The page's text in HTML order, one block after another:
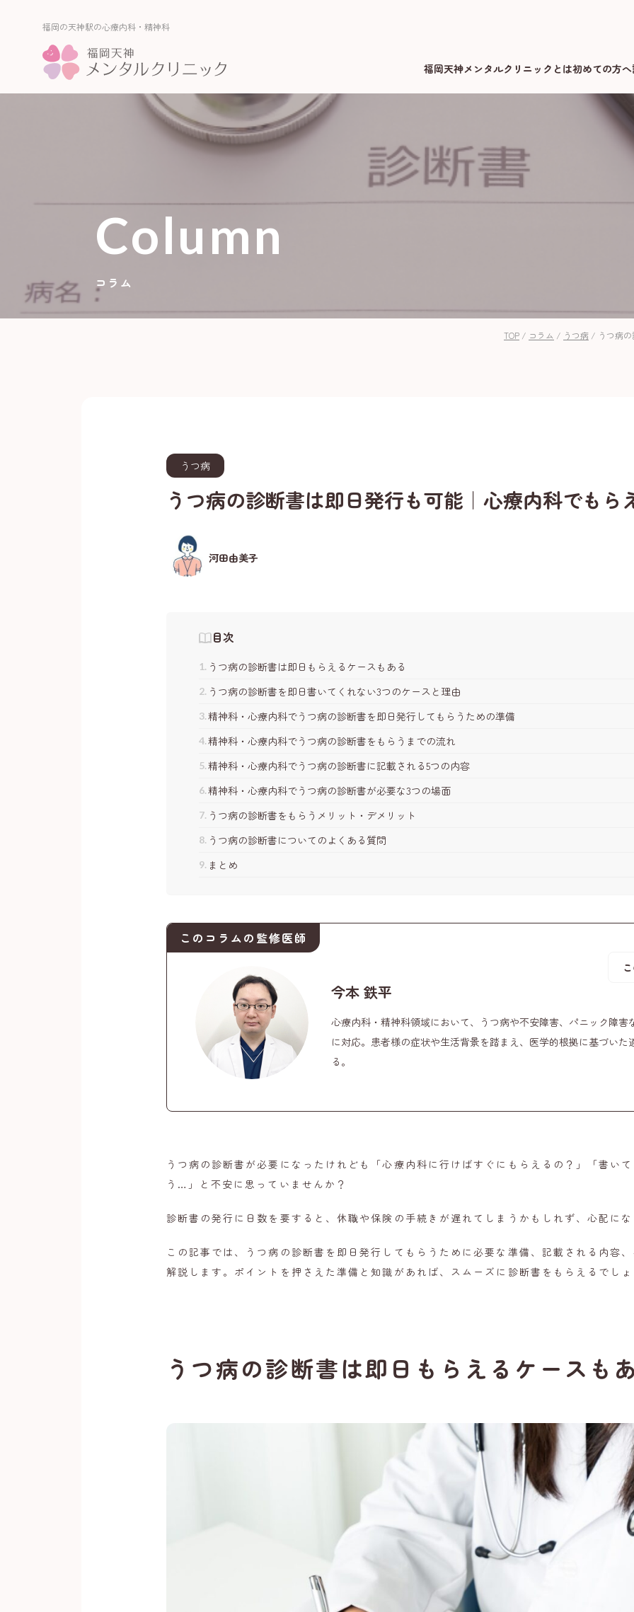
福岡の天神駅の心療内科・精神科
福岡天神メンタルクリニックとは初めての方へ
Column
コラム
TOP / コラム / うつ病 / うつ病
うつ病
うつ病の診断書は即日発行も可能｜心療内科でもら
河田由美子
目次
うつ病の診断書は即日もらえるケースもある
うつ病の診断書を即日書いてくれない3つのケースと理由
精神科・心療内科でうつ病の診断書を即日発行してもらうための準備
精神科・心療内科でうつ病の診断書をもらうまでの流れ
精神科・心療内科でうつ病の診断書に記載される5つの内容
精神科・心療内科でうつ病の診断書が必要な3つの場面
うつ病の診断書をもらうメリット・デメリット
うつ病の診断書についてのよくある質問
まとめ
このコラムの監修医師
今本 鉄平
心療内科・精神科領域において、うつ病や不安障害、パニック障害
に対応。患者様の症状や生活背景を踏まえ、医学的根拠に基づいた
る。
うつ病の診断書が必要になったけれども「心療内科に行けばすぐにもらえるの？」「書い
う…」と不安に思っていませんか？
診断書の発行に日数を要すると、休職や保険の手続きが遅れてしまうかもしれず、心配に
この記事では、うつ病の診断書を即日発行してもらうために必要な準備、記載される内容
解説します。ポイントを押さえた準備と知識があれば、スムーズに診断書をもらえるでし
うつ病の診断書は即日もらえるケースも
福岡の天神駅の心療内科・精神科
福岡天神メンタルクリニックとは 初めての方へ
Doctor ドクター
FAQ
お知らせ Column